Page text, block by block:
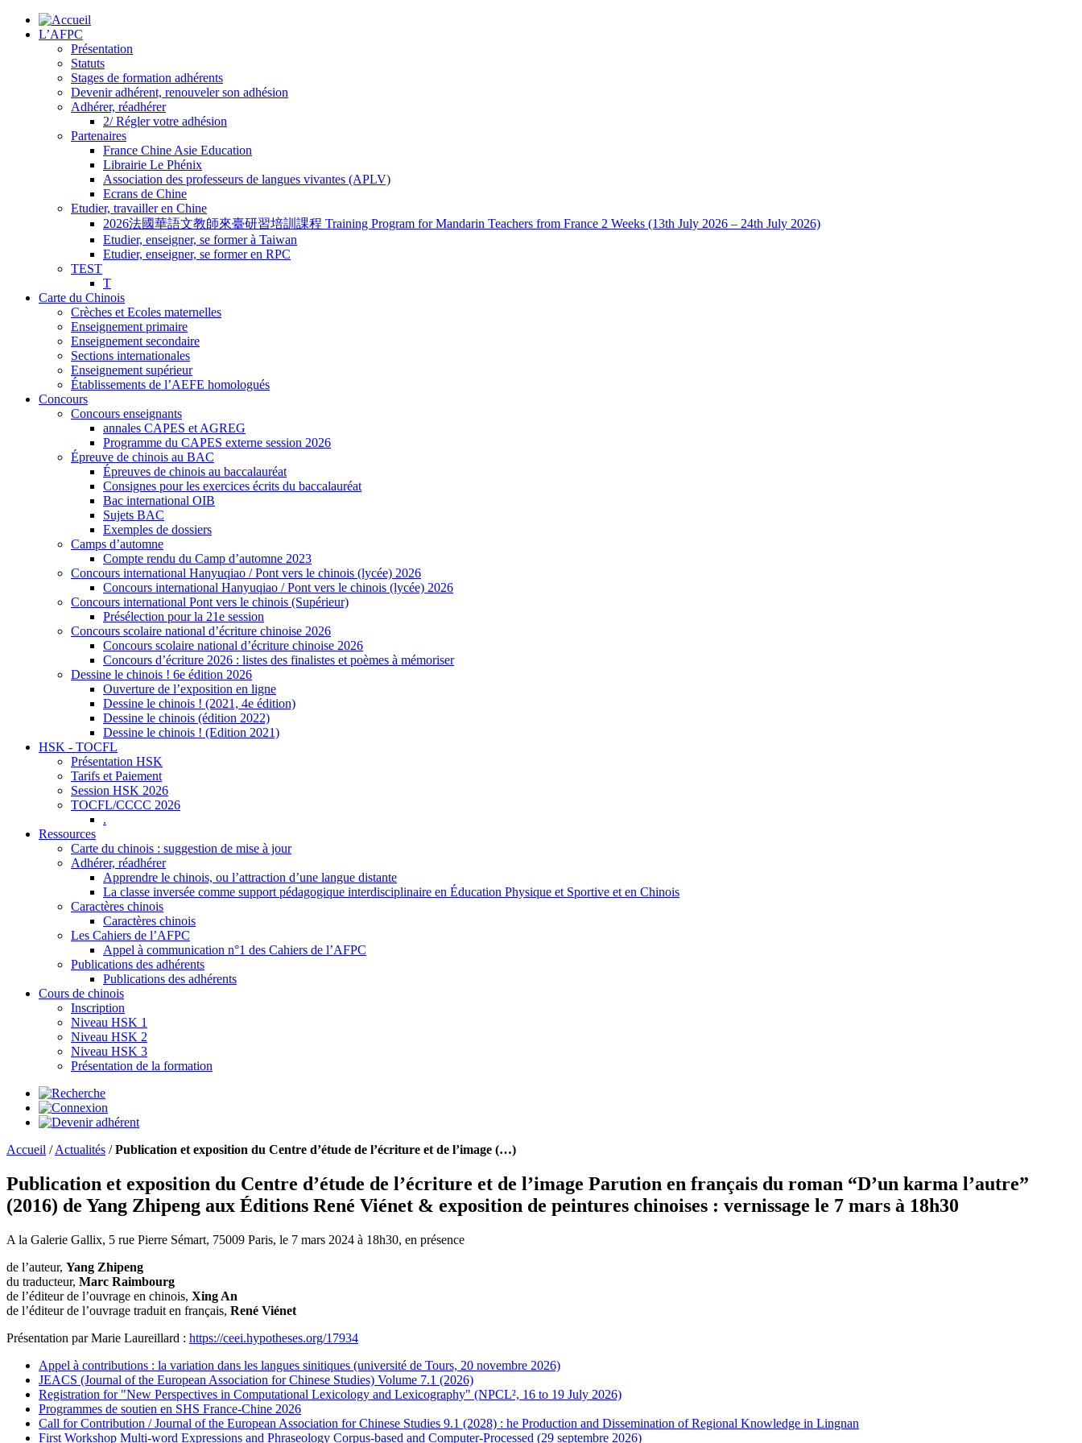
L’AFPC
Présentation
Statuts
Stages de formation adhérents
Devenir adhérent, renouveler son adhésion
Adhérer, réadhérer
2/ Régler votre adhésion
Partenaires
France Chine Asie Education
Librairie Le Phénix
Association des professeurs de langues vivantes (APLV)
Ecrans de Chine
Etudier, travailler en Chine
2026法國華語文教師來臺研習培訓課程 Training Program for Mandarin Teachers from France 2 Weeks (13th July 2026 – 24th July 2026)
Etudier, enseigner, se former à Taiwan
Etudier, enseigner, se former en RPC
TEST
T
Carte du Chinois
Crèches et Ecoles maternelles
Enseignement primaire
Enseignement secondaire
Sections internationales
Enseignement supérieur
Établissements de l’AEFE homologués
Concours
Concours enseignants
annales CAPES et AGREG
Programme du CAPES externe session 2026
Épreuve de chinois au BAC
Épreuves de chinois au baccalauréat
Consignes pour les exercices écrits du baccalauréat
Bac international OIB
Sujets BAC
Exemples de dossiers
Camps d’automne
Compte rendu du Camp d’automne 2023
Concours international Hanyuqiao / Pont vers le chinois (lycée) 2026
Concours international Hanyuqiao / Pont vers le chinois (lycée) 2026
Concours international Pont vers le chinois (Supérieur)
Présélection pour la 21e session
Concours scolaire national d’écriture chinoise 2026
Concours scolaire national d’écriture chinoise 2026
Concours d’écriture 2026 : listes des finalistes et poèmes à mémoriser
Dessine le chinois ! 6e édition 2026
Ouverture de l’exposition en ligne
Dessine le chinois ! (2021, 4e édition)
Dessine le chinois (édition 2022)
Dessine le chinois ! (Edition 2021)
HSK - TOCFL
Présentation HSK
Tarifs et Paiement
Session HSK 2026
TOCFL/CCCC 2026
.
Ressources
Carte du chinois : suggestion de mise à jour
Adhérer, réadhérer
Apprendre le chinois, ou l’attraction d’une langue distante
La classe inversée comme support pédagogique interdisciplinaire en Éducation Physique et Sportive et en Chinois
Caractères chinois
Caractères chinois
Les Cahiers de l’AFPC
Appel à communication n°1 des Cahiers de l’AFPC
Publications des adhérents
Publications des adhérents
Cours de chinois
Inscription
Niveau HSK 1
Niveau HSK 2
Niveau HSK 3
Présentation de la formation
Accueil /Actualités /Publication et exposition du Centre d’étude de l’écriture et de l’image (…)
Publication et exposition du Centre d’étude de l’écriture et de l’image Parution en français du roman “D’un karma l’autre”
(2016) de Yang Zhipeng aux Éditions René Viénet & exposition de peintures chinoises : vernissage le 7 mars à 18h30
A la Galerie Gallix, 5 rue Pierre Sémart, 75009 Paris, le 7 mars 2024 à 18h30, en présence
de l’auteur, Yang Zhipeng
du traducteur, Marc Raimbourg
de l’éditeur de l’ouvrage en chinois, Xing An
de l’éditeur de l’ouvrage traduit en français, René Viénet
Présentation par Marie Laureillard : https://ceei.hypotheses.org/17934
Appel à contributions : la variation dans les langues sinitiques (université de Tours, 20 novembre 2026)
JEACS (Journal of the European Association for Chinese Studies) Volume 7.1 (2026)
Registration for "New Perspectives in Computational Lexicology and Lexicography" (NPCL², 16 to 19 July 2026)
Programmes de soutien en SHS France-Chine 2026
Call for Contribution / Journal of the European Association for Chinese Studies 9.1 (2028) : he Production and Dissemination of Regional Knowledge in Lingnan
First Workshop Multi-word Expressions and Phraseology Corpus-based and Computer-Processed (29 septembre 2026)